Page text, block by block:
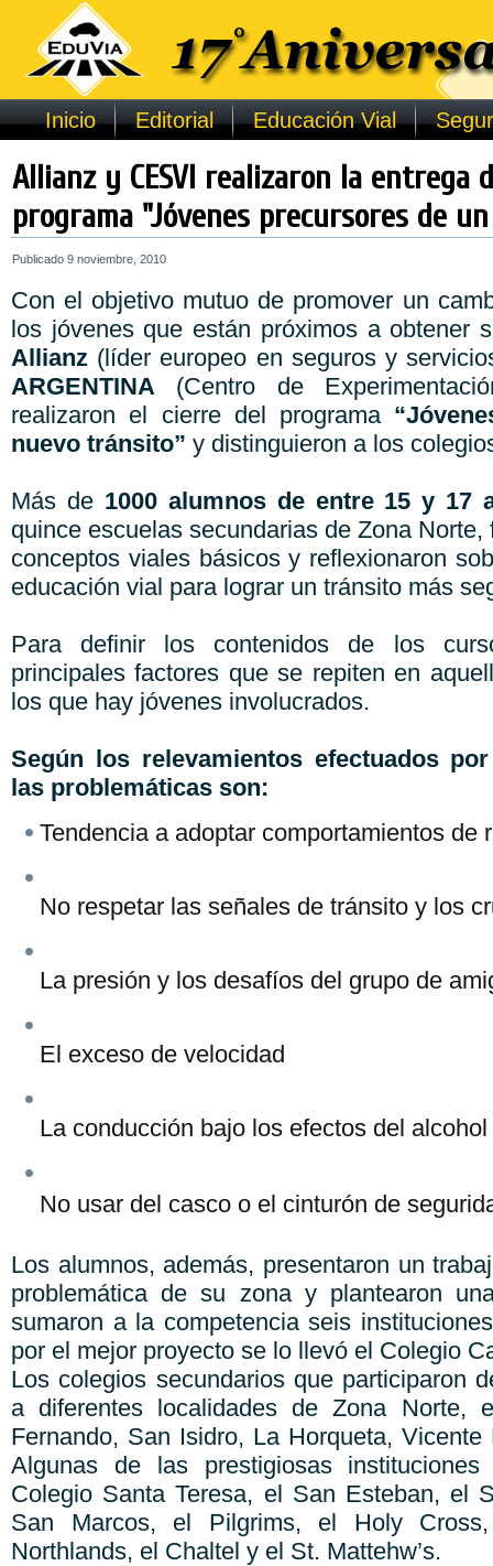
Inicio Editorial Educación Vial
Allianz y CESVI realizaron la entrega
programa "Jóvenes precursores de
Publicado 9 noviembre, 2010
Con el objetivo mutuo de promover un
los jóvenes que están próximos a obtener
Allianz (líder europeo en seguros y
ARGENTINA (Centro de
realizaron el cierre del programa
nuevo tránsito” y distinguieron a los
Más de 1000 alumnos de entre 15 y 17
quince escuelas secundarias de Zona
conceptos viales básicos y reflexionaron
educación vial para lograr un tránsito más
Para definir los contenidos de los
principales factores que se repiten en
los que hay jóvenes involucrados.
Según los relevamientos efectuados por
las problemáticas son:
Tendencia a adoptar comportamientos de
No respetar las señales de tránsito y los
La presión y los desafíos del grupo de
El exceso de velocidad
La conducción bajo los efectos del alcohol
No usar del casco o el cinturón de
Los alumnos, además, presentaron un
problemática de su zona y plantearon
sumaron a la competencia seis
por el mejor proyecto se lo llevó el Colegio
Los colegios secundarios que participaron
a diferentes localidades de Zona Norte,
Fernando, San Isidro, La Horqueta,
Algunas de las prestigiosas
Colegio Santa Teresa, el San Esteban, el
San Marcos, el Pilgrims, el Holy
Northlands, el Chaltel y el St. Mattehw’s.